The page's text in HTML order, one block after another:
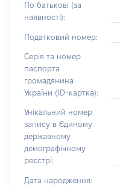
По батькові (за
наявності):
Податковий номер:
Серія та номер
паспорта
громадянина
України (ID-картка):
Унікальний номер
запису в Єдиному
державному
демографічному
реєстрі:
Дата народження: